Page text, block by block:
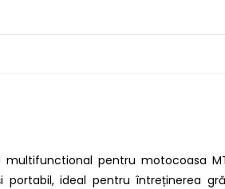
pentru motocoasa
ideal pentru întreținerea